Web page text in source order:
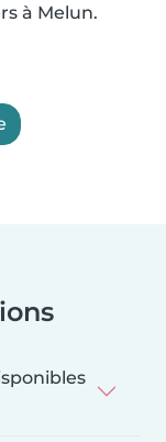
à Melun.